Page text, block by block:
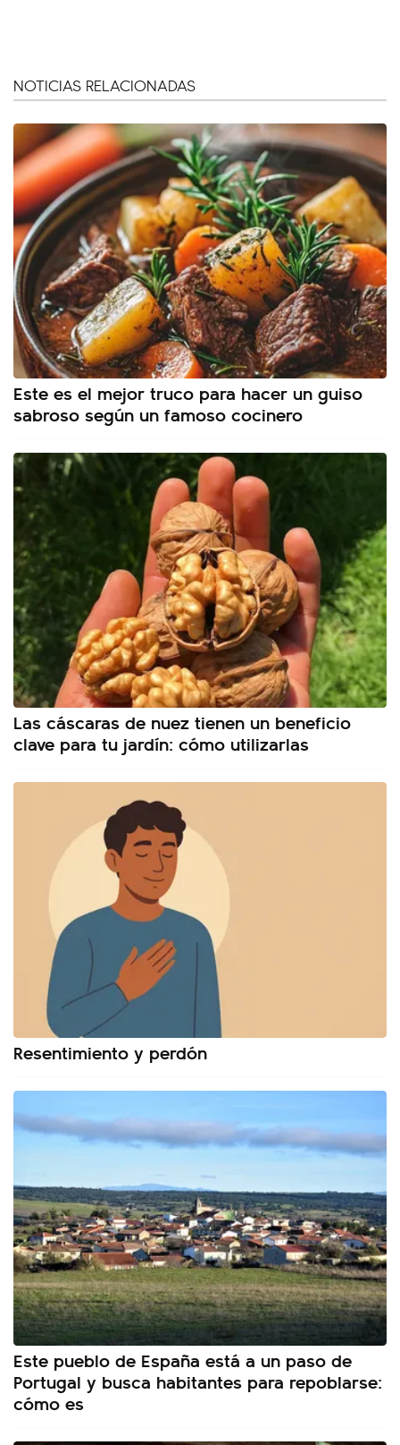
NOTICIAS RELACIONADAS
Este es el mejor truco para hacer un guiso
sabroso según un famoso cocinero
Las cáscaras de nuez tienen un beneficio
clave para tu jardín: cómo utilizarlas
Resentimiento y perdón
Este pueblo de España está a un paso de
Portugal y busca habitantes para repoblarse:
cómo es